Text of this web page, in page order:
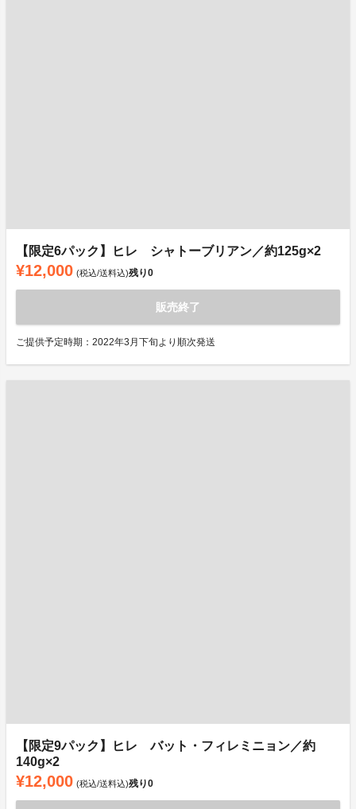
【限定6パック】ヒレ シャトーブリアン／約125g×2
¥12,000 (税込/送料込)残り0
販売終了
ご提供予定時期：2022年3月下旬より順次発送
【限定9パック】ヒレ バット・フィレミニョン／約
140g×2
¥12,000 (税込/送料込)残り0